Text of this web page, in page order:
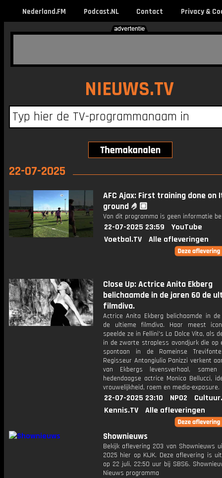
Nederland.FM Podcast.NL Contact Privacy &
NIEUWS.TV
22-07-2025
AFC Ajax: First training done on
ground 🤌🏼
Van dit programma is geen informatie
22-07-2025 23:59
YouTube
Voetbal.TV
Alle afleveringen
Close Up: Actrice Anita Ekberg
belichaamde in de jaren 60 de
filmdiva.
Actrice Anita Ekberg belichaamde in
de ultieme filmdiva. Haar meest
speelde ze in Fellini's La Dolce Vita, als
in de zwarte strapless avondjurk die op
spontaan in de Romeinse
Regisseur Antongiulio Panizzi verkent
van Ekbergs levensverhaal,
hedendaagse actrice Monica Bellucci,
vrouwelijkheid, roem en media-exposure.
22-07-2025 23:10 NPO2
Kennis.TV
Alle afleveringen
Shownieuws
Bekijk aflevering 203 van Shownieuws
2025 hier op KIJK. Deze aflevering is
op 22 juli, 22:50 uur bij SBS6.
Nieuws programma